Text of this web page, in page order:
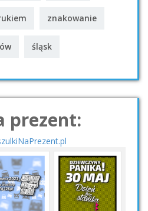
znakowanie
śląsk
prezent: